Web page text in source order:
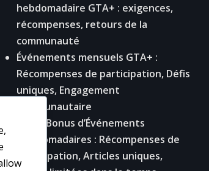
hebdomadaire GTA+ : exigences,
récompenses, retours de la
communauté
Événements mensuels GTA+ :
Récompenses de participation, Défis
uniques, Engagement
communautaire
GTA+ Bonus d’Événements
Hebdomadaires : Récompenses de
participation, Articles uniques,